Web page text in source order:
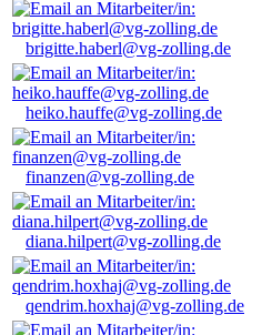
brigitte.haberl@vg-zolling.de
heiko.hauffe@vg-zolling.de
finanzen@vg-zolling.de
diana.hilpert@vg-zolling.de
qendrim.hoxhaj@vg-zolling.de